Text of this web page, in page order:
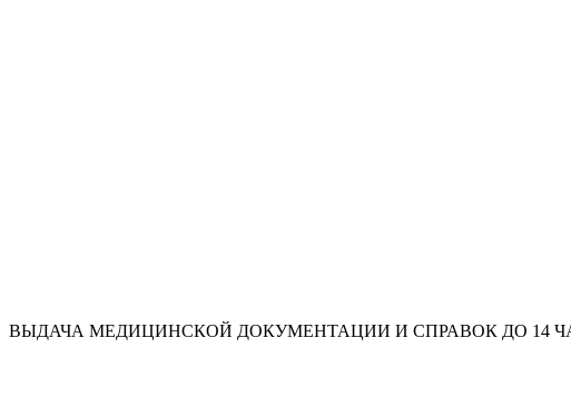
ВЫДАЧА МЕДИЦИНСКОЙ ДОКУМЕНТАЦИИ И СПРАВОК ДО 14